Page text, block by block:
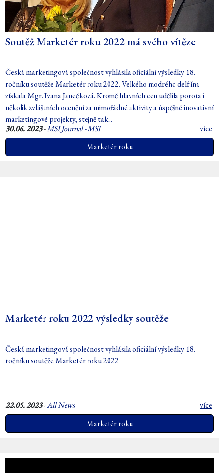
Soutěž Marketér roku 2022 má svého vítěze
Česká marketingová společnost vyhlásila oficiální výsledky 18.
ročníku soutěže Marketér roku 2022. Velkého modrého delfína
získala Mgr. Ivana Janečková. Kromě hlavních cen udělila porota i
několik zvláštních ocenění za mimořádné aktivity a úspěšné inovativní
marketingové projekty, stejně tak...
30.06. 2023-MSI Journal - MSI
více
Marketér roku
Marketér roku 2022 výsledky soutěže
Česká marketingová společnost vyhlásila oficiální výsledky 18.
ročníku soutěže Marketér roku 2022
22.05. 2023-All News
více
Marketér roku